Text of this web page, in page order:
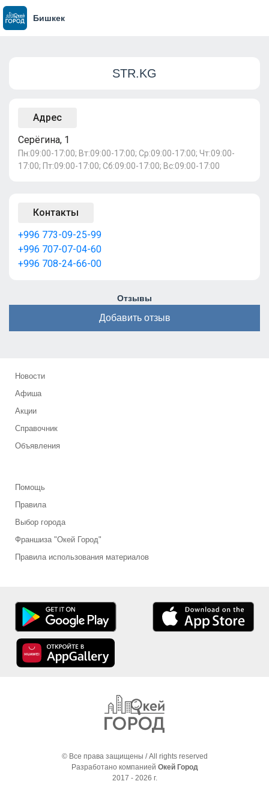
Бишкек
STR.KG
Адрес
Серёгина, 1
Пн:09:00-17:00; Вт:09:00-17:00; Ср:09:00-17:00; Чт:09:00-
17:00; Пт:09:00-17:00; Сб:09:00-17:00; Вс:09:00-17:00
Контакты
+996 773-09-25-99
+996 707-07-04-60
+996 708-24-66-00
Отзывы
Добавить отзыв
Новости
Афиша
Акции
Справочник
Объявления
Помощь
Правила
Выбор города
Франшиза "Окей Город"
Правила использования материалов
© Все права защищены / All rights reserved
Разработано компанией Окей Город
2017 - 2026 г.